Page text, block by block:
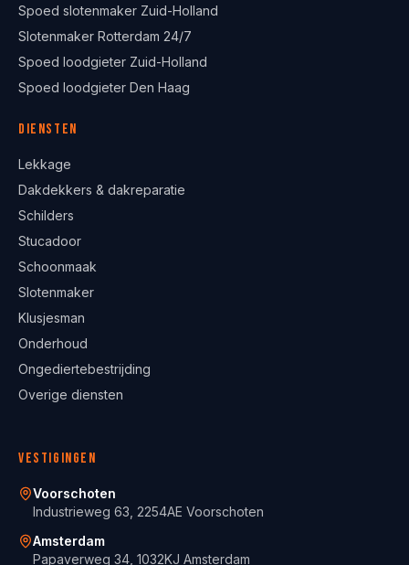
Spoed slotenmaker Zuid-Holland
Slotenmaker Rotterdam 24/7
Spoed loodgieter Zuid-Holland
Spoed loodgieter Den Haag
Diensten
Lekkage
Dakdekkers & dakreparatie
Schilders
Stucadoor
Schoonmaak
Slotenmaker
Klusjesman
Onderhoud
Ongediertebestrijding
Overige diensten
Vestigingen
Voorschoten
Industrieweg 63, 2254AE Voorschoten
Amsterdam
Papaverweg 34, 1032KJ Amsterdam